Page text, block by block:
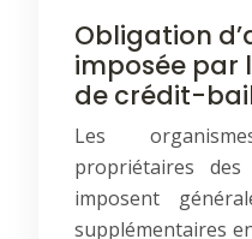
Obligation
imposée par
de crédit-
Les
propriétaires
imposent
supplémentaires